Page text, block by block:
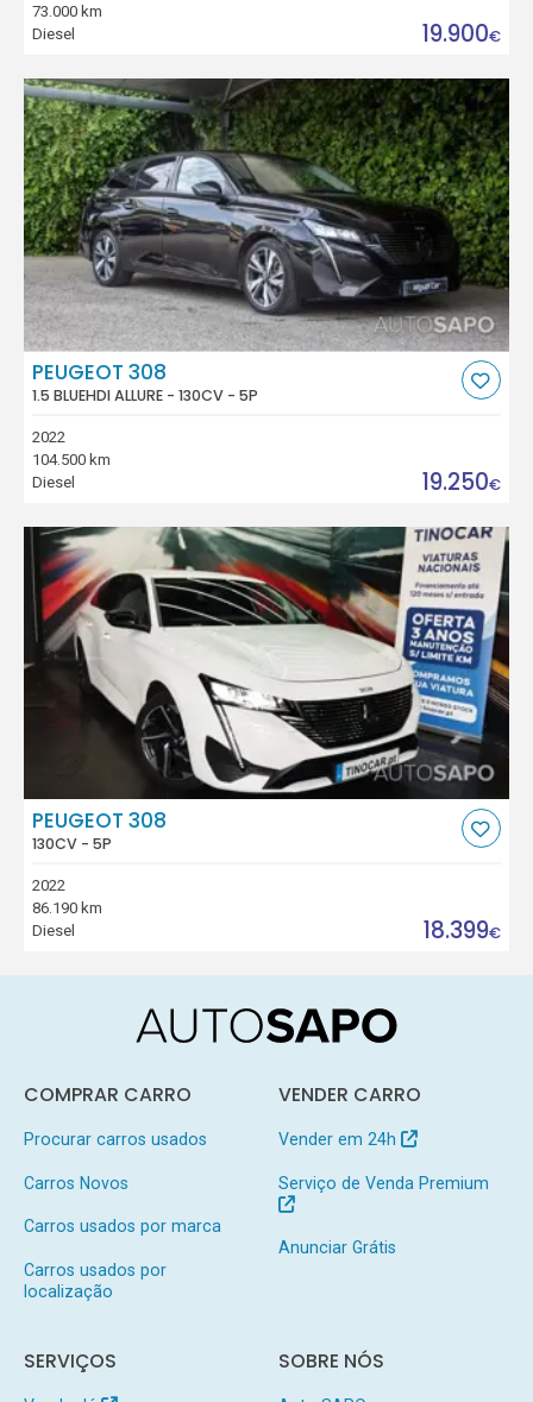
73.000 km
Diesel
19.900€
PEUGEOT 308
1.5 BLUEHDI ALLURE - 130CV - 5P
2022
104.500 km
Diesel
19.250€
PEUGEOT 308
130CV - 5P
2022
86.190 km
Diesel
18.399€
COMPRAR CARRO
Procurar carros usados
Carros Novos
Carros usados por marca
Carros usados por
localização
VENDER CARRO
Vender em 24h
Serviço de Venda Premium
Anunciar Grátis
SERVIÇOS SOBRE NÓS